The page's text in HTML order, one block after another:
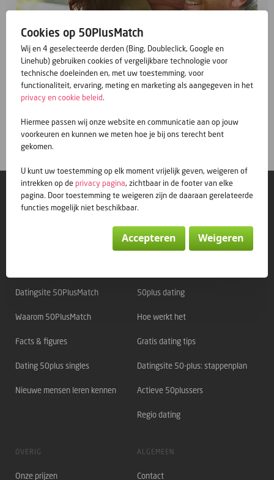
Gratis inschrijven
© 50PlusMatch
Datingsite 50PlusMatch
Waarom 50PlusMatch
Facts & figures
Dating 50plus singles
Nieuwe mensen leren kennen
50plus dating
Hoe werkt het
Gratis dating tips
Datingsite 50-plus: stappenplan
Actieve 50plussers
Regio dating
OVERIG
Onze prijzen
ALGEMEEN
Contact
Cookies op 50PlusMatch
Wij en 4 geselecteerde derden (Bing, Doubleclick, Google en
Linehub) gebruiken cookies of vergelijkbare technologie voor
technische doeleinden en, met uw toestemming, voor
functionaliteit, ervaring, meting en marketing als aangegeven in het
privacy en cookie beleid.
Hiermee passen wij onze website en communicatie aan op jouw
voorkeuren en kunnen we meten hoe je bij ons terecht bent
gekomen.
U kunt uw toestemming op elk moment vrijelijk geven, weigeren of
intrekken op deprivacy pagina, zichtbaar in de footer van elke
pagina. Door toestemming te weigeren zijn de daaraan gerelateerde
functies mogelijk niet beschikbaar.
Accepteren Weigeren